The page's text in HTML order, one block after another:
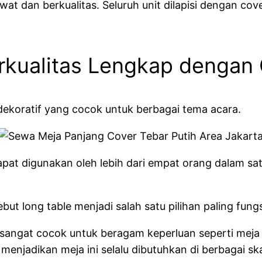
dan berkualitas. Seluruh unit dilapisi dengan
Lengkap dengan
yang cocok untuk berbagai tema acara.
digunakan oleh lebih dari empat orang dalam
long table menjadi salah satu pilihan paling
cocok untuk beragam keperluan seperti
meja ini selalu dibutuhkan di berbagai